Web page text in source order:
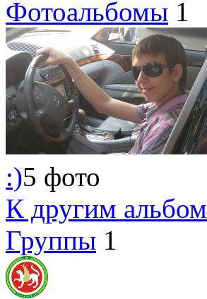
Фотоальбомы 1
:)5 фото
К другим
Группы 1